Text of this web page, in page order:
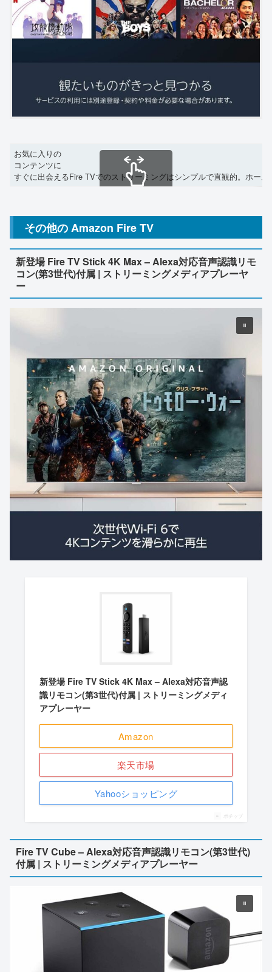
お気に入りの
コンテンツに
すぐに出会えるFire TVでのストリーミングはシンプルで直観的。ホー
その他の Amazon Fire TV
新登場 Fire TV Stick 4K Max – Alexa対応音声認識リモ
コン(第3世代)付属 | ストリーミングメディアプレーヤ
ー
新登場 Fire TV Stick 4K Max – Alexa対応音声認
識リモコン(第3世代)付属 | ストリーミングメディ
アプレーヤー
Amazon
楽天市場
Yahooショッピング
ポチップ
Fire TV Cube – Alexa対応音声認識リモコン(第3世代)
付属 | ストリーミングメディアプレーヤー